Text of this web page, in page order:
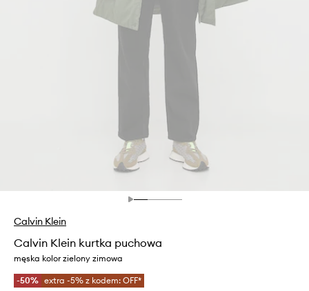
Calvin Klein
Calvin Klein kurtka puchowa
męska kolor zielony zimowa
-50% extra -5% z kodem: OFF*